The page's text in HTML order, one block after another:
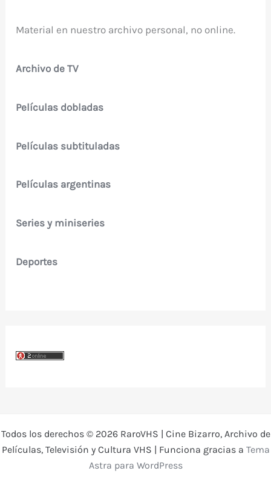
Material en nuestro archivo personal, no online.
Archivo de TV
Películas dobladas
Películas subtituladas
Películas argentinas
Series y miniseries
Deportes
Todos los derechos © 2026 RaroVHS | Cine Bizarro, Archivo de
Películas, Televisión y Cultura VHS | Funciona gracias a Tema
Astra para WordPress